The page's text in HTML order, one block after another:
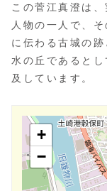
この菅江真澄は
人物の一人で、
に伝わる古城の
水の丘であると
及しています。